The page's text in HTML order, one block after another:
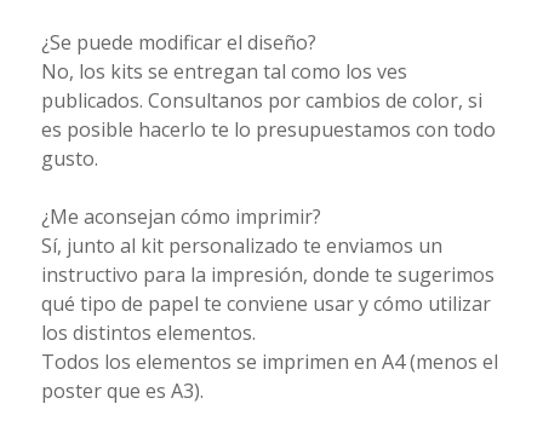
¿Se puede modificar el diseño?
No, los kits se entregan tal como los ves
publicados. Consultanos por cambios de color, si
es posible hacerlo te lo presupuestamos con todo
gusto.
¿Me aconsejan cómo imprimir?
Sí, junto al kit personalizado te enviamos un
instructivo para la impresión, donde te sugerimos
qué tipo de papel te conviene usar y cómo utilizar
los distintos elementos.
Todos los elementos se imprimen en A4 (menos el
poster que es A3).